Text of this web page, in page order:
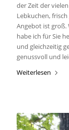
der Zeit der
Lebkuchen,
Angebot ist groß.
habe ich für Sie
und gleichzeitig
genussvoll und
Weiterlesen